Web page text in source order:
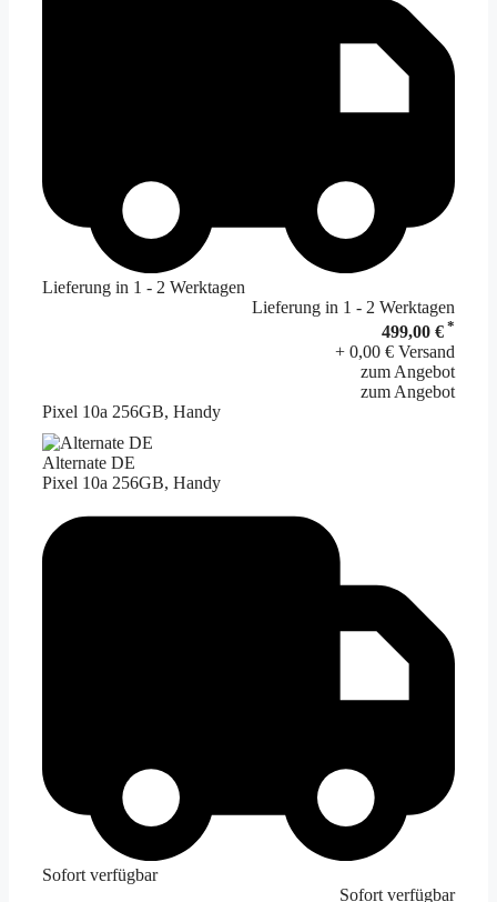
Lieferung in 1 - 2 Werktagen
Lieferung in 1 - 2 Werktagen
499,00 € *
+ 0,00 € Versand
zum Angebot
zum Angebot
Pixel 10a 256GB, Handy
Alternate DE
Pixel 10a 256GB, Handy
Sofort verfügbar
Sofort verfügbar